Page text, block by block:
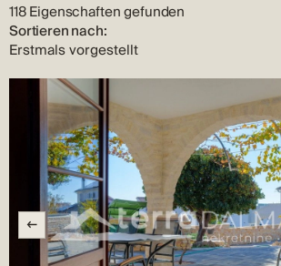
118 Eigenschaften gefunden
Sortieren nach: